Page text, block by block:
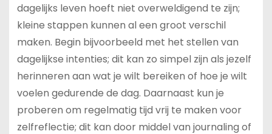
dagelijks leven hoeft niet overweldigend te zijn;
kleine stappen kunnen al een groot verschil
maken. Begin bijvoorbeeld met het stellen van
dagelijkse intenties; dit kan zo simpel zijn als jezelf
herinneren aan wat je wilt bereiken of hoe je wilt
voelen gedurende de dag. Daarnaast kun je
proberen om regelmatig tijd vrij te maken voor
zelfreflectie; dit kan door middel van journaling of